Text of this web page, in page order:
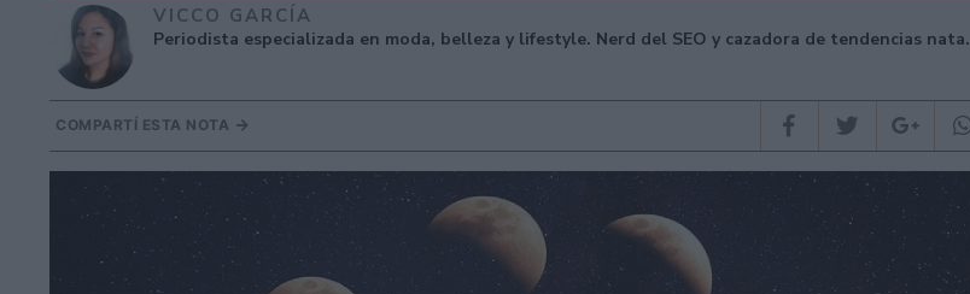
VICCO GARCÍA
Periodista especializada en moda, belleza y lifestyle. Nerd del SEO y cazadora de tendencias nata.
COMPARTÍ ESTA NOTA